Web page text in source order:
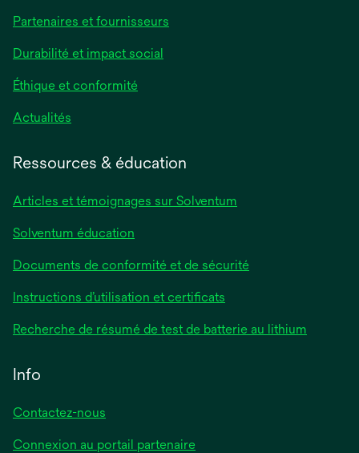
Partenaires et fournisseurs
Durabilité et impact social
Éthique et conformité
Actualités
Ressources & éducation
Articles et témoignages sur Solventum
Solventum éducation
Documents de conformité et de sécurité
Instructions d’utilisation et certificats
Recherche de résumé de test de batterie au lithium
Info
Contactez-nous
Connexion au portail partenaire